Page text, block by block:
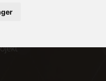
samme